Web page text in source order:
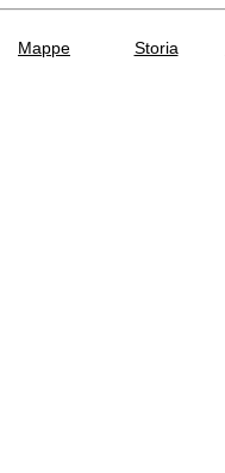
Mappe Storia